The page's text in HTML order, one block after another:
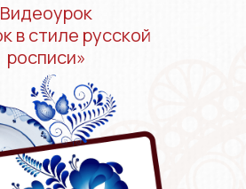
Видеоурок
в стиле русской
росписи»